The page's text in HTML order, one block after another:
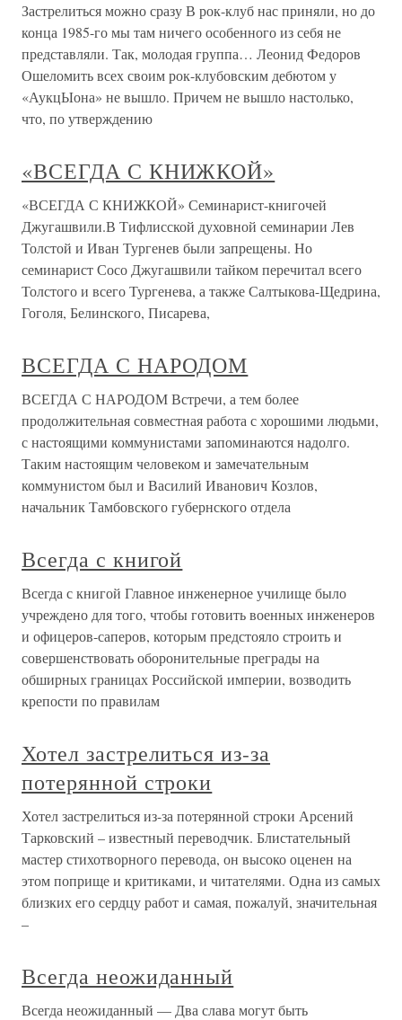
Застрелиться можно сразу В рок-клуб нас приняли, но до
конца 1985-го мы там ничего особенного из себя не
представляли. Так, молодая группа… Леонид Федоров
Ошеломить всех своим рок-клубовским дебютом у
«АукцЫона» не вышло. Причем не вышло настолько,
что, по утверждению
«ВСЕГДА С КНИЖКОЙ»
«ВСЕГДА С КНИЖКОЙ» Семинарист-книгочей
Джугашвили.В Тифлисской духовной семинарии Лев
Толстой и Иван Тургенев были запрещены. Но
семинарист Сосо Джугашвили тайком перечитал всего
Толстого и всего Тургенева, а также Салтыкова-Щедрина,
Гоголя, Белинского, Писарева,
ВСЕГДА С НАРОДОМ
ВСЕГДА С НАРОДОМ Встречи, а тем более
продолжительная совместная работа с хорошими людьми,
с настоящими коммунистами запоминаются надолго.
Таким настоящим человеком и замечательным
коммунистом был и Василий Иванович Козлов,
начальник Тамбовского губернского отдела
Всегда с книгой
Всегда с книгой Главное инженерное училище было
учреждено для того, чтобы готовить военных инженеров
и офицеров-саперов, которым предстояло строить и
совершенствовать оборонительные преграды на
обширных границах Российской империи, возводить
крепости по правилам
Хотел застрелиться из-за
потерянной строки
Хотел застрелиться из-за потерянной строки Арсений
Тарковский – известный переводчик. Блистательный
мастер стихотворного перевода, он высоко оценен на
этом поприще и критиками, и читателями. Одна из самых
близких его сердцу работ и самая, пожалуй, значительная
–
Всегда неожиданный
Всегда неожиданный — Два слава могут быть